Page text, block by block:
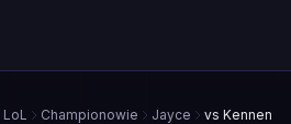
LoL Championowie Jayce vs Kennen